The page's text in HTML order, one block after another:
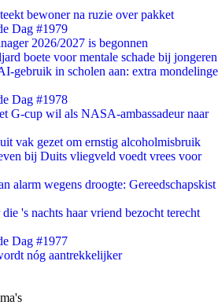
bewoner na ruzie over pakket
Dag #1979
2026/2027 is begonnen
boete voor mentale schade bij jongeren
gebruik in scholen aan: extra mondelinge
Dag #1978
G-cup wil als NASA-ambassadeur naar
vak gezet om ernstig alcoholmisbruik
bij Duits vliegveld voedt vrees voor
alarm wegens droogte: Gereedschapskist
's nachts haar vriend bezocht terecht
Dag #1977
nóg aantrekkelijker